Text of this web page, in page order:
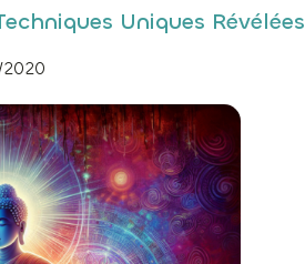
Uniques Révélées